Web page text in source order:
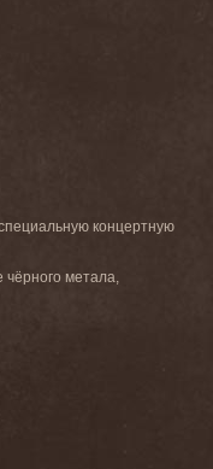
концертную
чёрного метала,